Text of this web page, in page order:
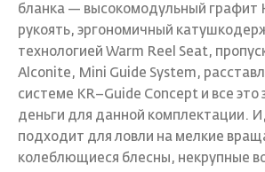
бланка — высокомодульный графит
рукоять, эргономичный
технологией Warm Reel Seat,
Alconite, Mini Guide System,
системе KR–Guide Concept и все это
деньги для данной комплектации.
подходит для ловли на мелкие
колеблющиеся блесны, некрупные